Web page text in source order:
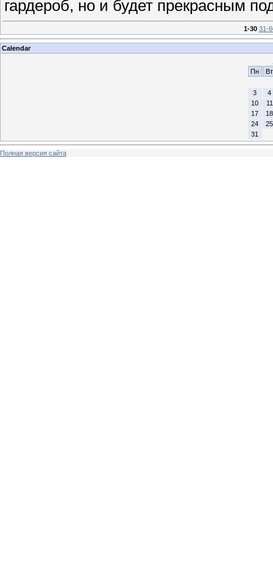
гардероб, но и будет прекрасным
1-30 31-
Calendar
Пн
Вт
3
4
10
11
17
18
24
25
31
Полная версия сайта